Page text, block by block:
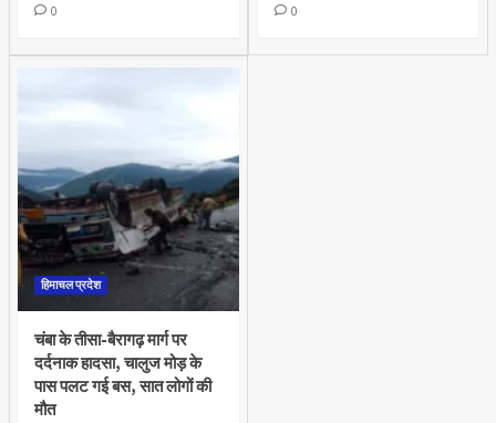
0
0
हिमाचल प्रदेश
चंबा के तीसा-बैरागढ़ मार्ग पर
दर्दनाक हादसा, चालुज मोड़ के
पास पलट गई बस, सात लोगों की
मौत